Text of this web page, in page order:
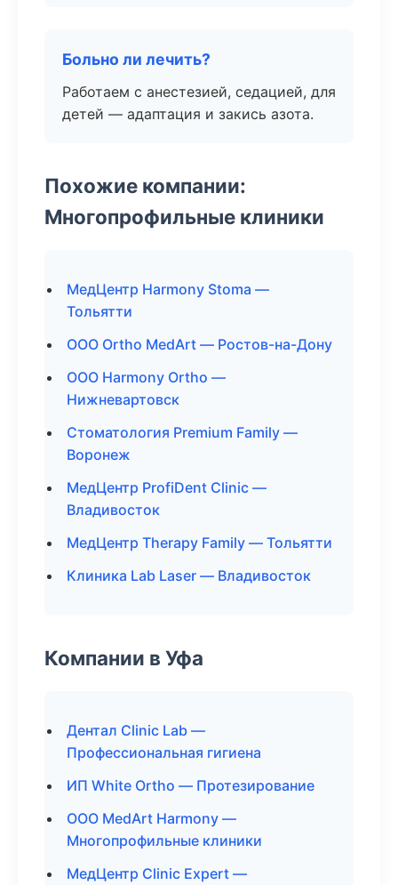
Больно ли лечить?
Работаем с анестезией, седацией, для
детей — адаптация и закись азота.
Похожие компании:
Многопрофильные клиники
МедЦентр Harmony Stoma —
Тольятти
ООО Ortho MedArt — Ростов-на-Дону
ООО Harmony Ortho —
Нижневартовск
Стоматология Premium Family —
Воронеж
МедЦентр ProfiDent Clinic —
Владивосток
МедЦентр Therapy Family — Тольятти
Клиника Lab Laser — Владивосток
Компании в Уфа
Дентал Clinic Lab —
Профессиональная гигиена
ИП White Ortho — Протезирование
ООО MedArt Harmony —
Многопрофильные клиники
МедЦентр Clinic Expert —